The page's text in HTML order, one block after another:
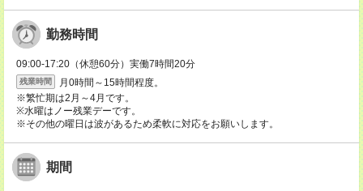
勤務時間
09:00-17:20（休憩60分）実働7時間20分
残業時間
月0時間～15時間程度。
※繁忙期は2月～4月です。
※水曜はノー残業デーです。
※その他の曜日は波があるため柔軟に対応をお願いします。
期間